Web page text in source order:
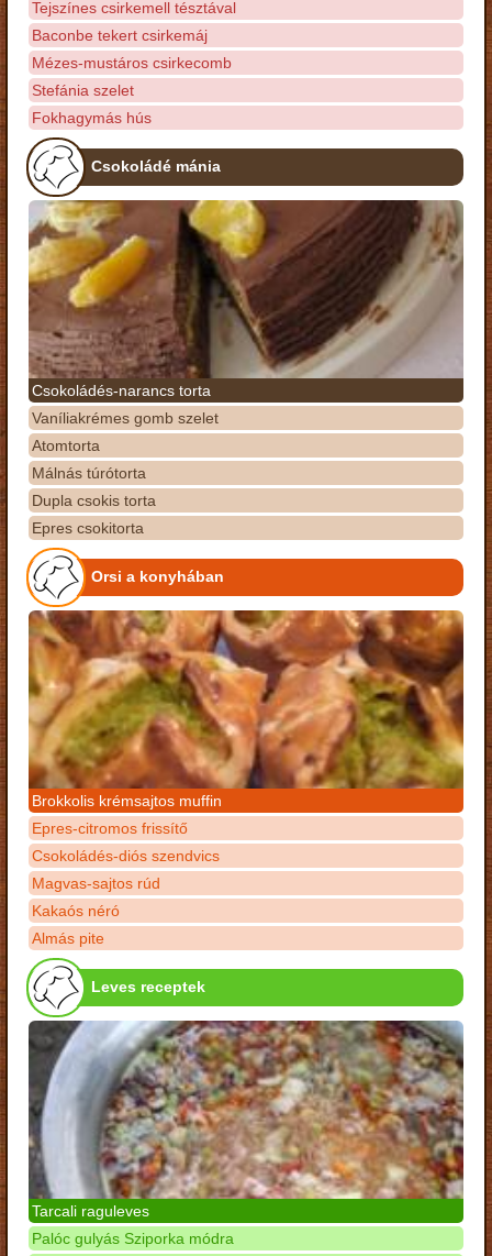
Tejszínes csirkemell tésztával
Baconbe tekert csirkemáj
Mézes-mustáros csirkecomb
Stefánia szelet
Fokhagymás hús
Csokoládé mánia
Csokoládés-narancs torta
Vaníliakrémes gomb szelet
Atomtorta
Málnás túrótorta
Dupla csokis torta
Epres csokitorta
Orsi a konyhában
Brokkolis krémsajtos muffin
Epres-citromos frissítő
Csokoládés-diós szendvics
Magvas-sajtos rúd
Kakaós néró
Almás pite
Leves receptek
Tarcali raguleves
Palóc gulyás Sziporka módra